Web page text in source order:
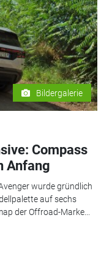
Bildergalerie
Compass
Anfang
wurde gründlich
auf sechs
der Offroad-Marke...